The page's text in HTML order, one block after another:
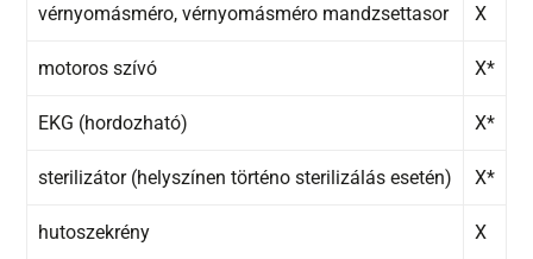
vérnyomásméro, vérnyomásméro mandzsettasor X
motoros szívó X*
EKG (hordozható) X*
sterilizátor (helyszínen történo sterilizálás esetén) X*
hutoszekrény X